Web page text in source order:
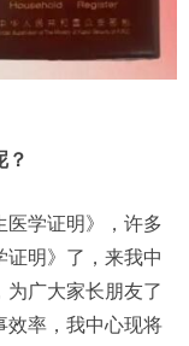
？
医学证明》，许多
证明》了，来我中
为广大家长朋友了
效率，我中心现将